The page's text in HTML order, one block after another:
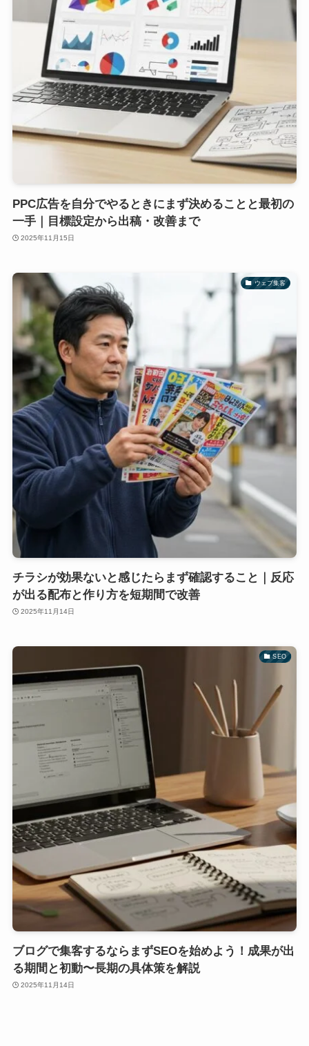
PPC広告を自分でやるときにまず決めることと最初の
一手｜目標設定から出稿・改善まで
2025年11月15日
ウェブ集客
チラシが効果ないと感じたらまず確認すること｜反応
が出る配布と作り方を短期間で改善
2025年11月14日
SEO
ブログで集客するならまずSEOを始めよう！成果が出
る期間と初動〜長期の具体策を解説
2025年11月14日